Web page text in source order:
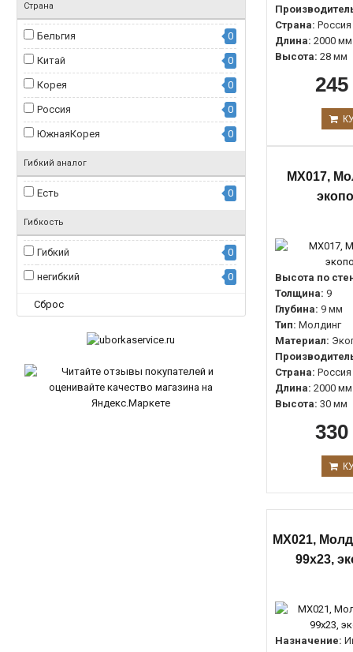
15мм. 0
15мм 0
16мм 0
17мм 0
17мм. 0
0
19мм
19мм. 0
20мм
20мм. 0
22мм. 0
23мм. 0
25мм
26мм
Страна
Бельгия 0
Китай 0
Корея 0
Россия 0
ЮжнаяКорея 0
Гибкий аналог
Есть 0
Гибкость
Гибкий 0
негибкий 0
Сброс
Страна: Россия
Длина: 2000 мм
Высота: 28 мм
MX017,
Высота по
Толщина: 9
Глубина: 9 мм
Тип: Молдинг
Материал:
Страна: Россия
Длина: 2000 мм
Высота: 30 мм
MX021,
99х23,
Назначение: